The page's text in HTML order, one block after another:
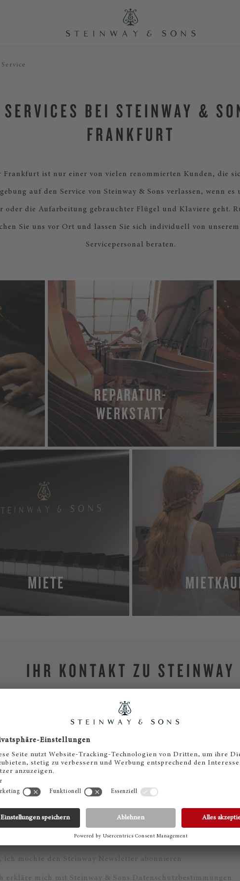
Service
SERVICES BEI STEINWAY &
FRANKFURT
Frankfurt ist nur einer von vielen renommierten Kunden, die
auf den Service von Steinway & Sons verlassen, wenn es
oder die Aufarbeitung gebrauchter Flügel und Klaviere geht.
Sie uns vor Ort und lassen Sie sich individuell von
Servicepersonal beraten.
REPARATUR-
WERKSTATT
MEHR ERFAHREN
MIETE
IHR KONTAKT ZU STEINWAY
ich möchte den Steinway Newsletter abonnieren.
erkläre mich mit Steinway & Sons Datenschutzbestimmungen